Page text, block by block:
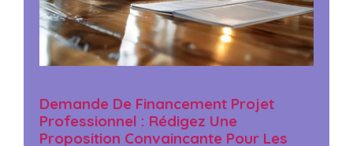
Demande De Financement Projet
Professionnel : Rédigez Une
Proposition Convaincante Pour Les